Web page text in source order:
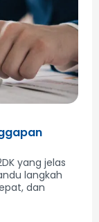
yang jelas
langkah
dan